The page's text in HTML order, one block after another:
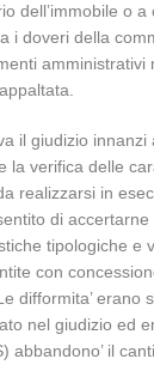
dell’immobile o
i doveri della
amministrativi
il giudizio innanzi
la verifica delle
realizzarsi in
di accertarne
tipologiche e
con
difformita’ erano
nel giudizio ed
abbandono’ il